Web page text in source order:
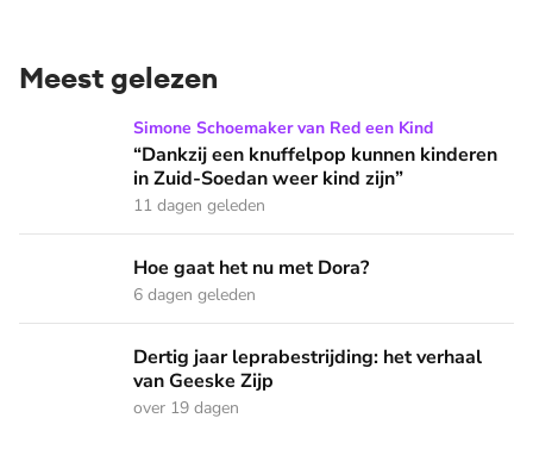
Meest gelezen
“Dankzij een knuffelpop kunnen kinderen in Zuid-Soedan
Simone Schoemaker van Red een Kind
“Dankzij een knuffelpop kunnen kinderen
in Zuid-Soedan weer kind zijn”
11 dagen geleden
Hoe gaat het nu met Dora?
Hoe gaat het nu met Dora?
6 dagen geleden
Dertig jaar leprabestrijding: het verhaal van Geeske Zijp
Dertig jaar leprabestrijding: het verhaal
van Geeske Zijp
over 19 dagen